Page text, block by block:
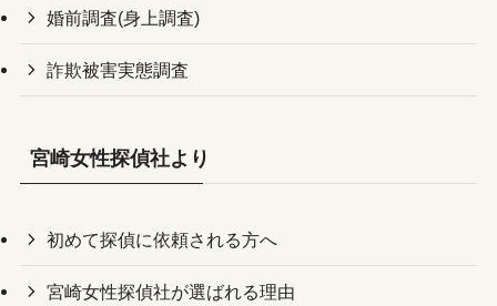
婚前調査(身上調査)
詐欺被害実態調査
宮崎女性探偵社より
初めて探偵に依頼される方へ
宮崎女性探偵社が選ばれる理由